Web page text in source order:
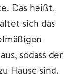
Das heißt,
sich das
sodass der
Hause sind.